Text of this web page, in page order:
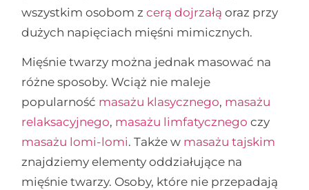
wszystkim osobom zcerą dojrzałą oraz przy
dużych napięciach mięśni mimicznych.
Mięśnie twarzy można jednak masować na
różne sposoby. Wciąż nie maleje
popularność masażu klasycznego, masażu
relaksacyjnego, masażu limfatycznego czy
masażu lomi-lomi. Także w masażu tajskim
znajdziemy elementy oddziałujące na
mięśnie twarzy. Osoby, które nie przepadają